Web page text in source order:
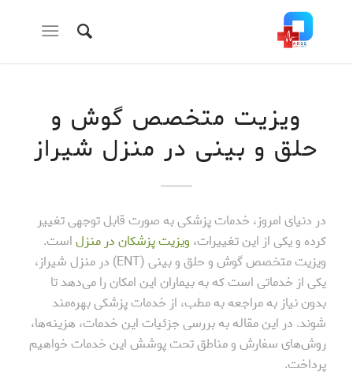
ویزیت متخصص گوش و
حلق و بینی در منزل شیراز
در دنیای امروز، خدمات پزشکی به صورت قابل توجهی تغییر
کرده و یکی از این تغییرات، ویزیت پزشکان در منزلاست.
ویزیت متخصص گوش و حلق و بینی (ENT) در منزل شیراز،
یکی از خدماتی است که به بیماران این امکان را می‌دهد تا
بدون نیاز به مراجعه به مطب، از خدمات پزشکی بهره‌مند
شوند. در این مقاله به بررسی جزئیات این خدمات، هزینه‌ها،
روش‌های سفارش و مناطق تحت پوشش این خدمات خواهیم
پرداخت.